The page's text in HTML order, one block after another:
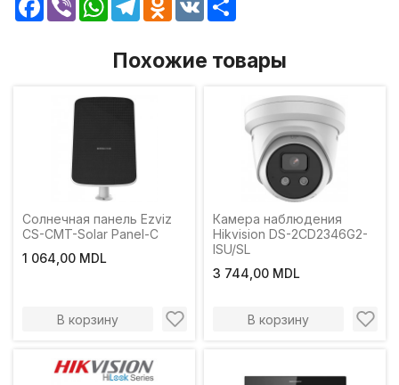
Похожие товары
Солнечная панель Ezviz
CS-CMT-Solar Panel-C
1 064,00 MDL
В корзину
Камера наблюдения
Hikvision DS-2CD2346G2-
ISU/SL
3 744,00 MDL
В корзину